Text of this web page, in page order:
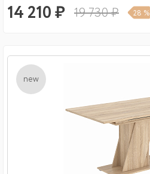
14 210 ₽ 19 730 ₽ 28 %
new